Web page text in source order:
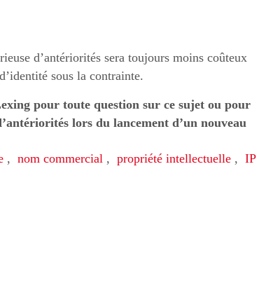
d’antériorités sera toujours moins coûteux
sous la contrainte.
pour toute question sur ce sujet ou pour
lors du lancement d’un nouveau
, nom commercial , propriété intellectuelle , IP